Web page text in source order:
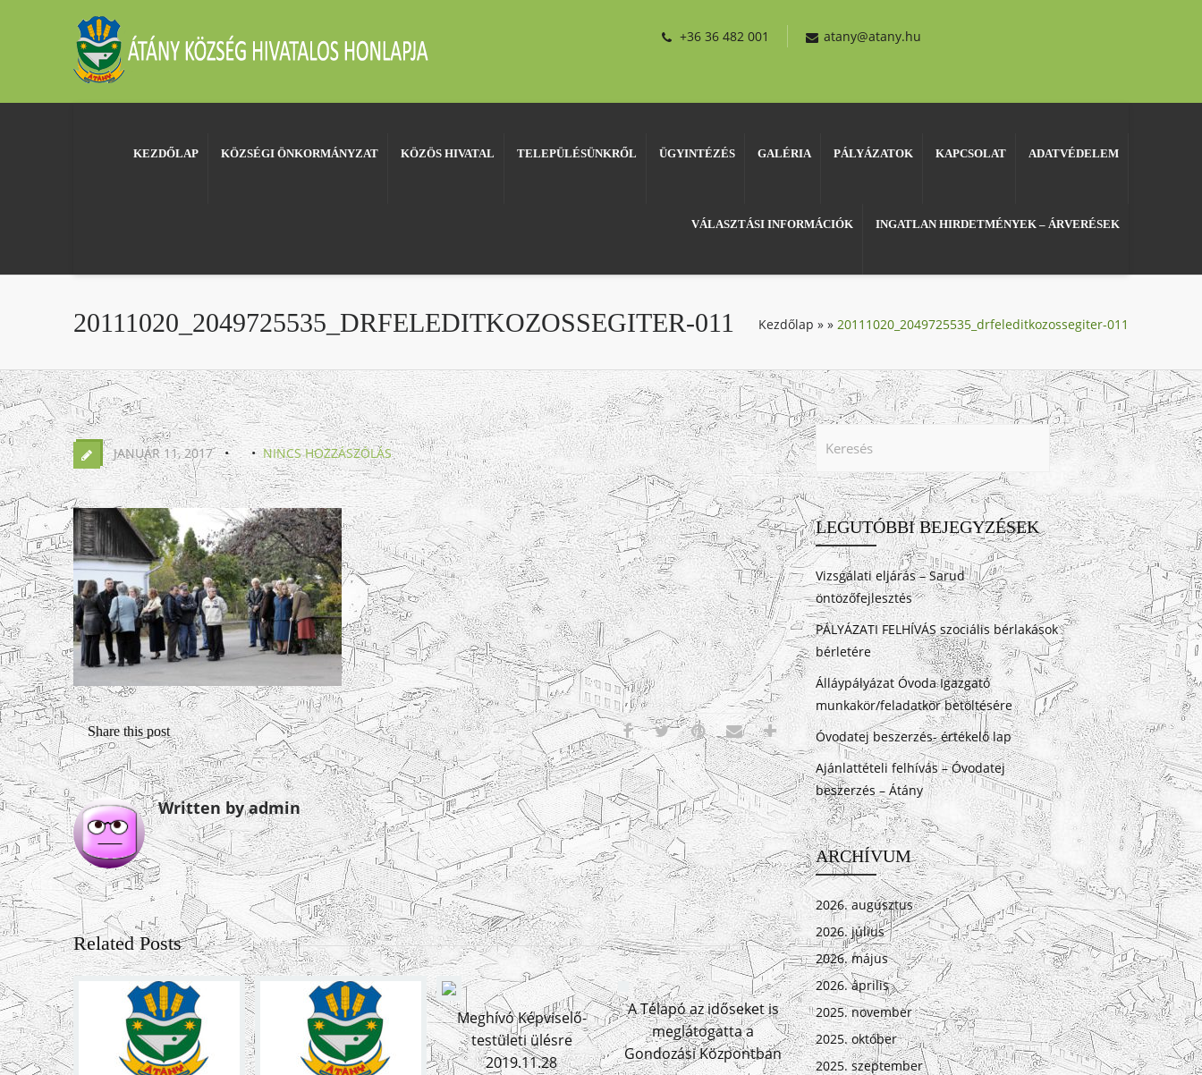
+36 36 482 001 atany@atany.hu
KEZDŐLAP KÖZSÉGI ÖNKORMÁNYZAT KÖZÖS HIVATAL TELEPÜLÉSÜNKRŐL ÜGYINTÉZÉS GALÉRIA PÁLYÁZATOK KAPCSOLAT ADATVÉDELEM
VÁLASZTÁSI INFORMÁCIÓK INGATLAN HIRDETMÉNYEK – ÁRVERÉSEK
20111020_2049725535_DRFELEDITKOZOSSEGITER-011 Kezdőlap » » 20111020_2049725535_drfeleditkozossegiter-011
JANUÁR 11, 2017 NINCS HOZZÁSZÓLÁS
Share this post
Written by admin
Related Posts
Meghívó Képviselő-
testületi ülésre
2019.11.28
A Télapó az időseket is
meglátogatta a
Gondozási Központban
LEGUTÓBBI BEJEGYZÉSEK
Vizsgálati eljárás – Sarud
öntözőfejlesztés
PÁLYÁZATI FELHÍVÁS szociális bérlakások
bérletére
Álláypályázat Óvoda Igazgató
munkakör/feladatkör betöltésére
Óvodatej beszerzés- értékelő lap
Ajánlattételi felhívás – Óvodatej
beszerzés – Átány
ARCHÍVUM
2026. augusztus
2026. július
2026. május
2026. április
2025. november
2025. október
2025. szeptember